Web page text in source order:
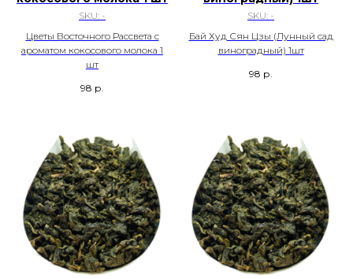
SKU: -
Цветы Восточного Рассвета с
ароматом кокосового молока 1
шт
98 р.
SKU: -
Бай Худ Сян Цзы (Лунный сад
виноградный) 1шт
98 р.